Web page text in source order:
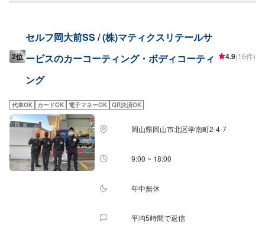
工時間：2時間、耐久：1年以上）雨が降ると汚れが落ちるSS：28,700円S：
度のメンテナンスで5年)）強い撥水力があり、新車時を凌駕するツヤと濃厚
な発色が得られますSS：52,300円S：57,800円M：63,400円L：67,600円
LL：74,400円XL：95,200円※鏡面研磨は別途料金(軽研磨は施工料金に含みま
度のメンテナンスで6年)）ダイヤモンドキーパーの2倍の艶と自浄性能を併せ
最新ハイエンドコーティングです。SS：63,300円S：68,800円M：74,400円
L：78,600円LL：85,400円XL：106,200円※鏡面研磨は別途料金(軽研磨は施
工料金に含みます）【Wダイヤモンドキーパー】（施工時間：6〜12時間、耐
久：3年(1年に1度のメンテナンスで5年)）ガラス被膜を2回重ね塗りして、ダ
イヤモンドキーパーより厚い皮膜を作りますSS：75,800円S：83,800円M：
91,900円L：97,800円LL：108,000円XL：137,900円※鏡面研磨は別途料金
(軽研磨は施工料金に含みます）【エコダイヤキーパー】（施工時間：4〜8時
力と輝き、強い水はじきで水シミができにくくなります。SS：75,800円S：
間〜１日、耐久：3年(２年（または１年）に１回のメンテナンスで６年)）圧
2位
セルフ岡大前SS / (株)マティクスリテールサ
ービスのカーコーティング・ボディコーティ
ング
4.9(16件)
代車OK カードOK 電子マネーOK QR決済OK
岡山県岡山市北区学南町2-4-7
9:00 ~ 18:00
年中無休
平均5時間で返信